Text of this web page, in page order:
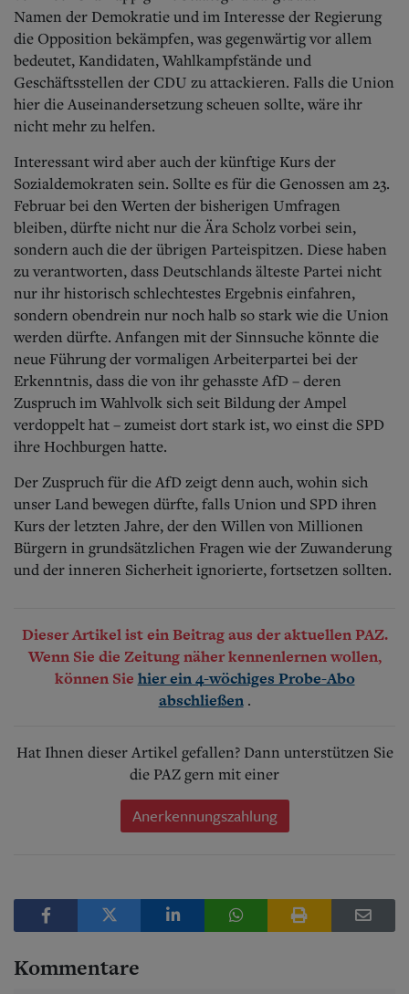
Namen der Demokratie und im Interesse der Regierung
die Opposition bekämpfen, was gegenwärtig vor allem
bedeutet, Kandidaten, Wahlkampfstände und
Geschäftsstellen der CDU zu attackieren. Falls die Union
hier die Auseinandersetzung scheuen sollte, wäre ihr
nicht mehr zu helfen.
Interessant wird aber auch der künftige Kurs der
Sozialdemokraten sein. Sollte es für die Genossen am 23.
Februar bei den Werten der bisherigen Umfragen
bleiben, dürfte nicht nur die Ära Scholz vorbei sein,
sondern auch die der übrigen Parteispitzen. Diese haben
zu verantworten, dass Deutschlands älteste Partei nicht
nur ihr historisch schlechtestes Ergebnis einfahren,
sondern obendrein nur noch halb so stark wie die Union
werden dürfte. Anfangen mit der Sinnsuche könnte die
neue Führung der vormaligen Arbeiterpartei bei der
Erkenntnis, dass die von ihr gehasste AfD – deren
Zuspruch im Wahlvolk sich seit Bildung der Ampel
verdoppelt hat – zumeist dort stark ist, wo einst die SPD
ihre Hochburgen hatte.
Der Zuspruch für die AfD zeigt denn auch, wohin sich
unser Land bewegen dürfte, falls Union und SPD ihren
Kurs der letzten Jahre, der den Willen von Millionen
Bürgern in grundsätzlichen Fragen wie der Zuwanderung
und der inneren Sicherheit ignorierte, fortsetzen sollten.
Dieser Artikel ist ein Beitrag aus der aktuellen PAZ.
Wenn Sie die Zeitung näher kennenlernen wollen,
können Sie hier ein 4-wöchiges Probe-Abo
abschließen .
Hat Ihnen dieser Artikel gefallen? Dann unterstützen Sie
die PAZ gern mit einer
Anerkennungszahlung
Kommentare